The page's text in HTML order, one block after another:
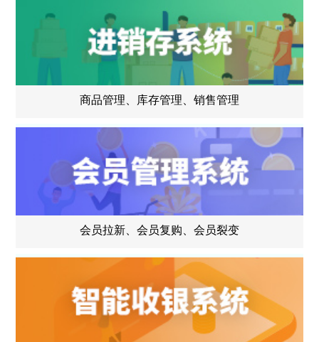
商品管理、库存管理、销售管理
会员拉新、会员复购、会员裂变